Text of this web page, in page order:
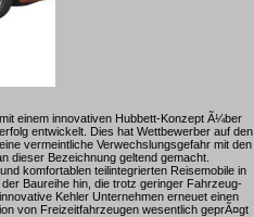
einem innovativen Hubbett-Konzept Ã¼ber
entwickelt. Dies hat Wettbewerber auf den
vermeintliche Verwechslungsgefahr mit den
dieser Bezeichnung geltend gemacht.
komfortablen teilintegrierten Reisemobile in
Baureihe hin, die trotz geringer Fahrzeug-
Kehler Unternehmen erneuet einen
von Freizeitfahrzeugen wesentlich geprÃ¤gt